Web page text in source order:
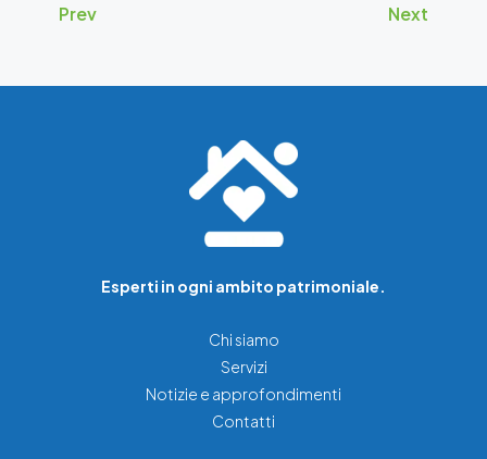
Prev Next
Esperti in ogni ambito patrimoniale.
Chi siamo
Servizi
Notizie e approfondimenti
Contatti